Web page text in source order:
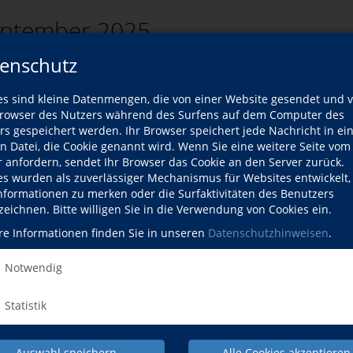
sind kleine Datenmengen, die von einer Website gesendet und
des Nutzers während des Surfens auf dem Computer des
gespeichert werden. Ihr Browser speichert jede Nachricht in
Datei, die Cookie genannt wird. Wenn Sie eine weitere Seite vom
anfordern, sendet Ihr Browser das Cookie an den Server zurück.
wurden als zuverlässiger Mechanismus für Websites
zu merken oder die Surfaktivitäten des Benutzers
Bitte willigen Sie in die Verwendung von Cookies ein.
Informationen finden Sie in unseren Datenschutzhinweisen.
Notwendig
Statistik
2025
zurück
Kurse